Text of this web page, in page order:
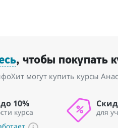
, чтобы покупать
могут купить курсы
10%
курса
для